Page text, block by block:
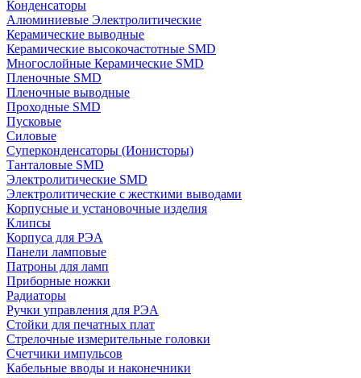
Конденсаторы
Алюминиевые Электролитические
Керамические выводные
Керамические высокочастотные SMD
Многослойные Керамические SMD
Пленочные SMD
Пленочные выводные
Проходные SMD
Пусковые
Силовые
Суперконденсаторы (Ионисторы)
Танталовые SMD
Электролитические SMD
Электролитические с жесткими выводами
Корпусные и установочные изделия
Клипсы
Корпуса для РЭА
Панели ламповые
Патроны для ламп
Приборные ножки
Радиаторы
Ручки управления для РЭА
Стойки для печатных плат
Стрелочные измерительные головки
Счетчики импульсов
Кабельные вводы и наконечники